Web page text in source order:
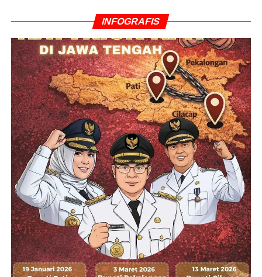
RELATED TOPICS: BAGUS SANTOSO
BENGKALIS
PEMKAB BENGKALIS
SENSUS EKONOMI 2026
WABUP BENGKALIS
UP NEXT
Polda Riau Fasilitasi 310 Warga Ikut Operasi
Katarak Gratis
DON'T MISS
Cara Unik Satlantas Polres Inhu Luncurkan Buku
CETAR Sambil Bagi Bibit Pohon
INFOGRAFIS